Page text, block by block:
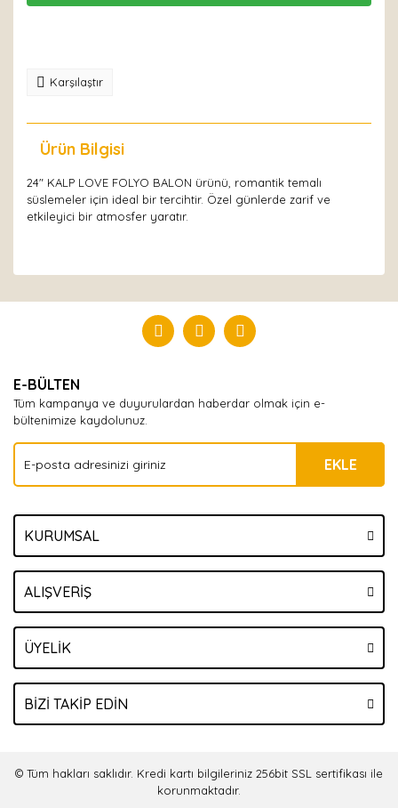
Karşılaştır
Ürün Bilgisi
24" KALP LOVE FOLYO BALON ürünü, romantik temalı
süslemeler için ideal bir tercihtir. Özel günlerde zarif ve
etkileyici bir atmosfer yaratır.
Yorum Yaz
E-BÜLTEN
Tüm kampanya ve duyurulardan haberdar olmak için e-
bültenimize kaydolunuz.
EKLE
KURUMSAL
ALIŞVERİŞ
ÜYELİK
BİZİ TAKİP EDİN
© Tüm hakları saklıdır. Kredi kartı bilgileriniz 256bit SSL sertifikası ile
korunmaktadır.